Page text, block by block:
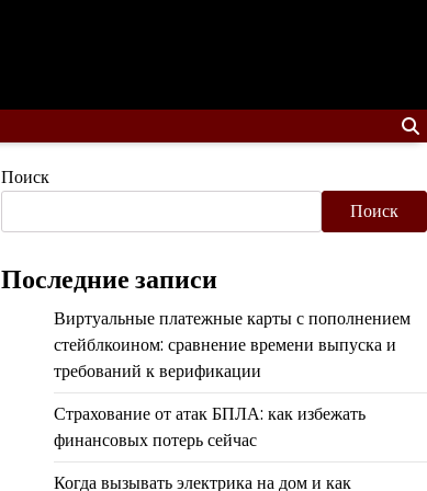
Поиск
Поиск
Последние записи
Виртуальные платежные карты с пополнением
стейблкоином: сравнение времени выпуска и
требований к верификации
Страхование от атак БПЛА: как избежать
финансовых потерь сейчас
Когда вызывать электрика на дом и как